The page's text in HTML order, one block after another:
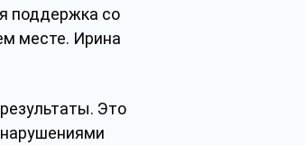
поддержка со
месте. Ирина
Это